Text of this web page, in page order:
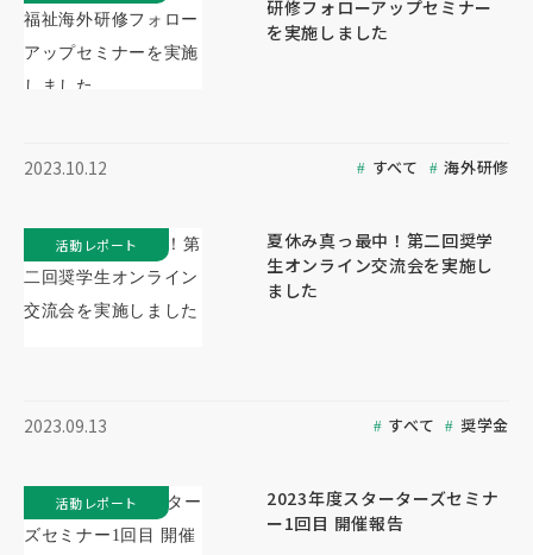
研修フォローアップセミナー
を実施しました
2023.10.12 すべて 海外研修
夏休み真っ最中！第二回奨学
生オンライン交流会を実施し
ました
2023.09.13 すべて 奨学金
活動レポート
2023年度スターターズセミナ
ー1回目 開催報告
活動レポート